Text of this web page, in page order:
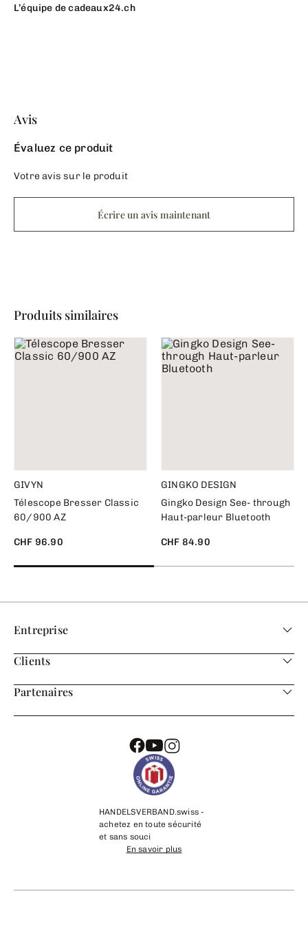
L’équipe de cadeaux24.ch
Avis
Évaluez ce produit
Votre avis sur le produit
Écrire un avis maintenant
Produits similaires
GIVYN
Télescope Bresser Classic
60/900 AZ
CHF 96.90
GINGKO DESIGN
Gingko Design See- through
Haut-parleur Bluetooth
CHF 84.90
Entreprise
Clients
Partenaires
HANDELSVERBAND.swiss -
achetez en toute sécurité
et sans souci
En savoir plus